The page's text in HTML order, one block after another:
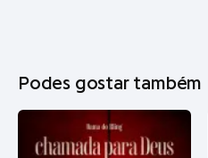
Podes gostar também